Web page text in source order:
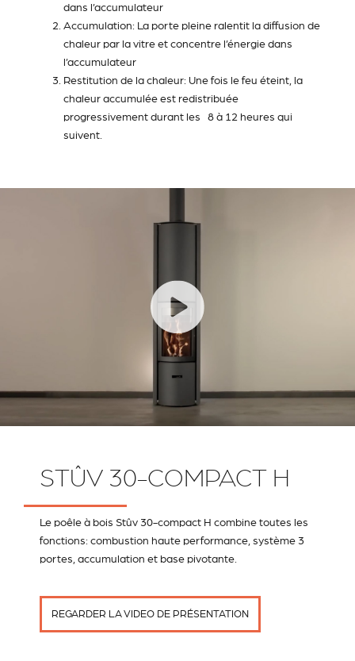
dans l’accumulateur
Accumulation: La porte pleine ralentit la diffusion de
chaleur par la vitre et concentre l’énergie dans
l’accumulateur
Restitution de la chaleur: Une fois le feu éteint, la
chaleur accumulée est redistribuée
progressivement durant les 8 à 12 heures qui
suivent.
STÛV 30-COMPACT H
Le poêle à bois Stûv 30-compact H combine toutes les
fonctions: combustion haute performance, système 3
portes, accumulation et base pivotante.
REGARDER LA VIDEO DE PRÉSENTATION